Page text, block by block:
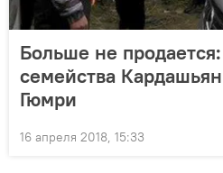
Больше не
семейства
Гюмри
16 апреля 2018, 15:33